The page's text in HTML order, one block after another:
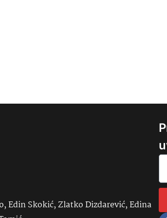
Edin Skokić, Zlatko Dizdarević, Edina